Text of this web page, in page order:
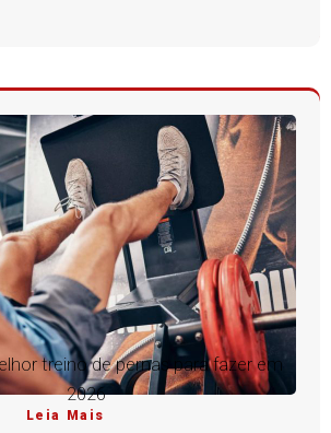
treino de pernas para fazer em
2026
Leia Mais